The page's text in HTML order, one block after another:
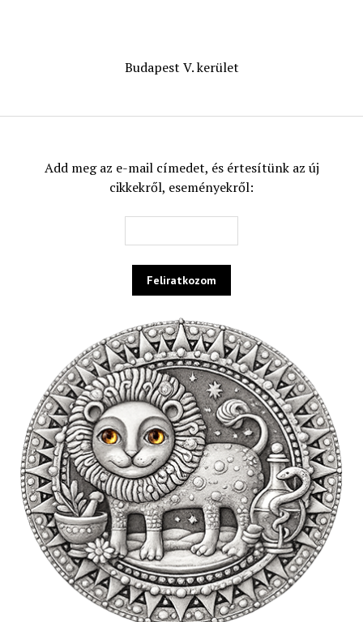
Budapest V. kerület
Add meg az e-mail címedet, és értesítünk az új
cikkekről, eseményekről: